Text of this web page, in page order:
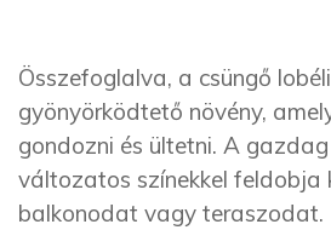
Összefoglalva, a csüngő
gyönyörködtető növény,
gondozni és ültetni. A
változatos színekkel feldobja
balkonodat vagy